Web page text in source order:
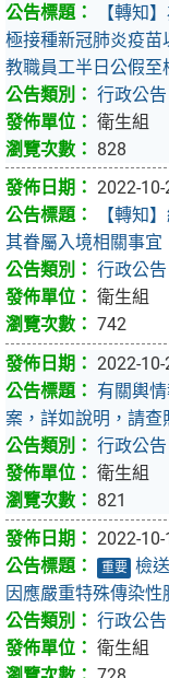
【轉知
極接種新冠肺炎疫
教職員工半日公假至
行政公告
衛生組
828
2022-10-
【轉知
其眷屬入境相關事宜
行政公告
衛生組
742
2022-10-
有關輿
案，詳如說明，請查
行政公告
衛生組
821
2022-10-
重要 檢
因應嚴重特殊傳染
行政公告
衛生組